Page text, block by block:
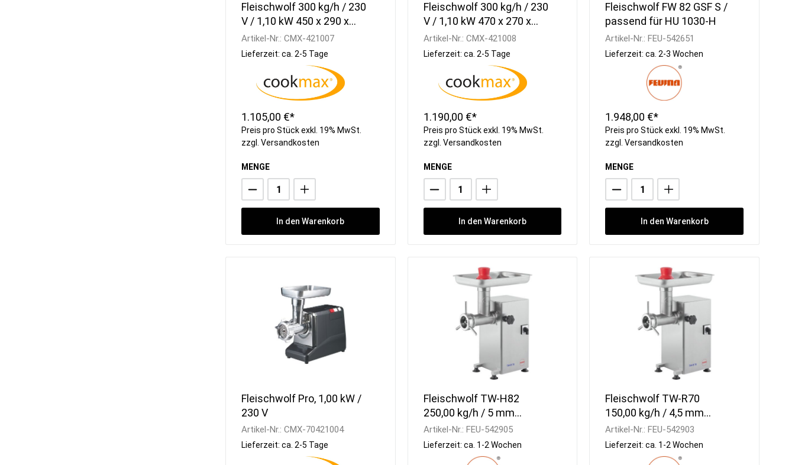
Fleischwolf 300 kg/h / 230
V / 1,10 kW 450 x 290 x
480 mm
Artikel-Nr.: CMX-421007
Lieferzeit: ca. 2-5 Tage
1.105,00 €*
Preis pro Stück exkl. 19% MwSt.
zzgl. Versandkosten
MENGE
In den Warenkorb
Fleischwolf 300 kg/h / 230
V / 1,10 kW 470 x 270 x
450 mm
Artikel-Nr.: CMX-421008
Lieferzeit: ca. 2-5 Tage
1.190,00 €*
Preis pro Stück exkl. 19% MwSt.
zzgl. Versandkosten
MENGE
In den Warenkorb
Fleischwolf FW 82 GSF S /
passend für HU 1030-H
Artikel-Nr.:FEU-542651
Lieferzeit: ca. 2-3 Wochen
1.948,00 €*
Preis pro Stück exkl. 19% MwSt.
zzgl.Versandkosten
MENGE
In den Warenkorb
Fleischwolf Pro, 1,00 kW /
230 V
Artikel-Nr.: CMX-70421004
Lieferzeit: ca. 2-5 Tage
Fleischwolf TW-H82
250,00 kg/h / 5 mm
Endlochscheib / 357 x 602
x 547 mm
Artikel-Nr.: FEU-542905
Lieferzeit: ca. 1-2 Wochen
Fleischwolf TW-R70
150,00 kg/h / 4,5 mm
Endlochscheib / 270 x 390
x 530 mm
Artikel-Nr.:FEU-542903
Lieferzeit: ca. 1-2 Wochen